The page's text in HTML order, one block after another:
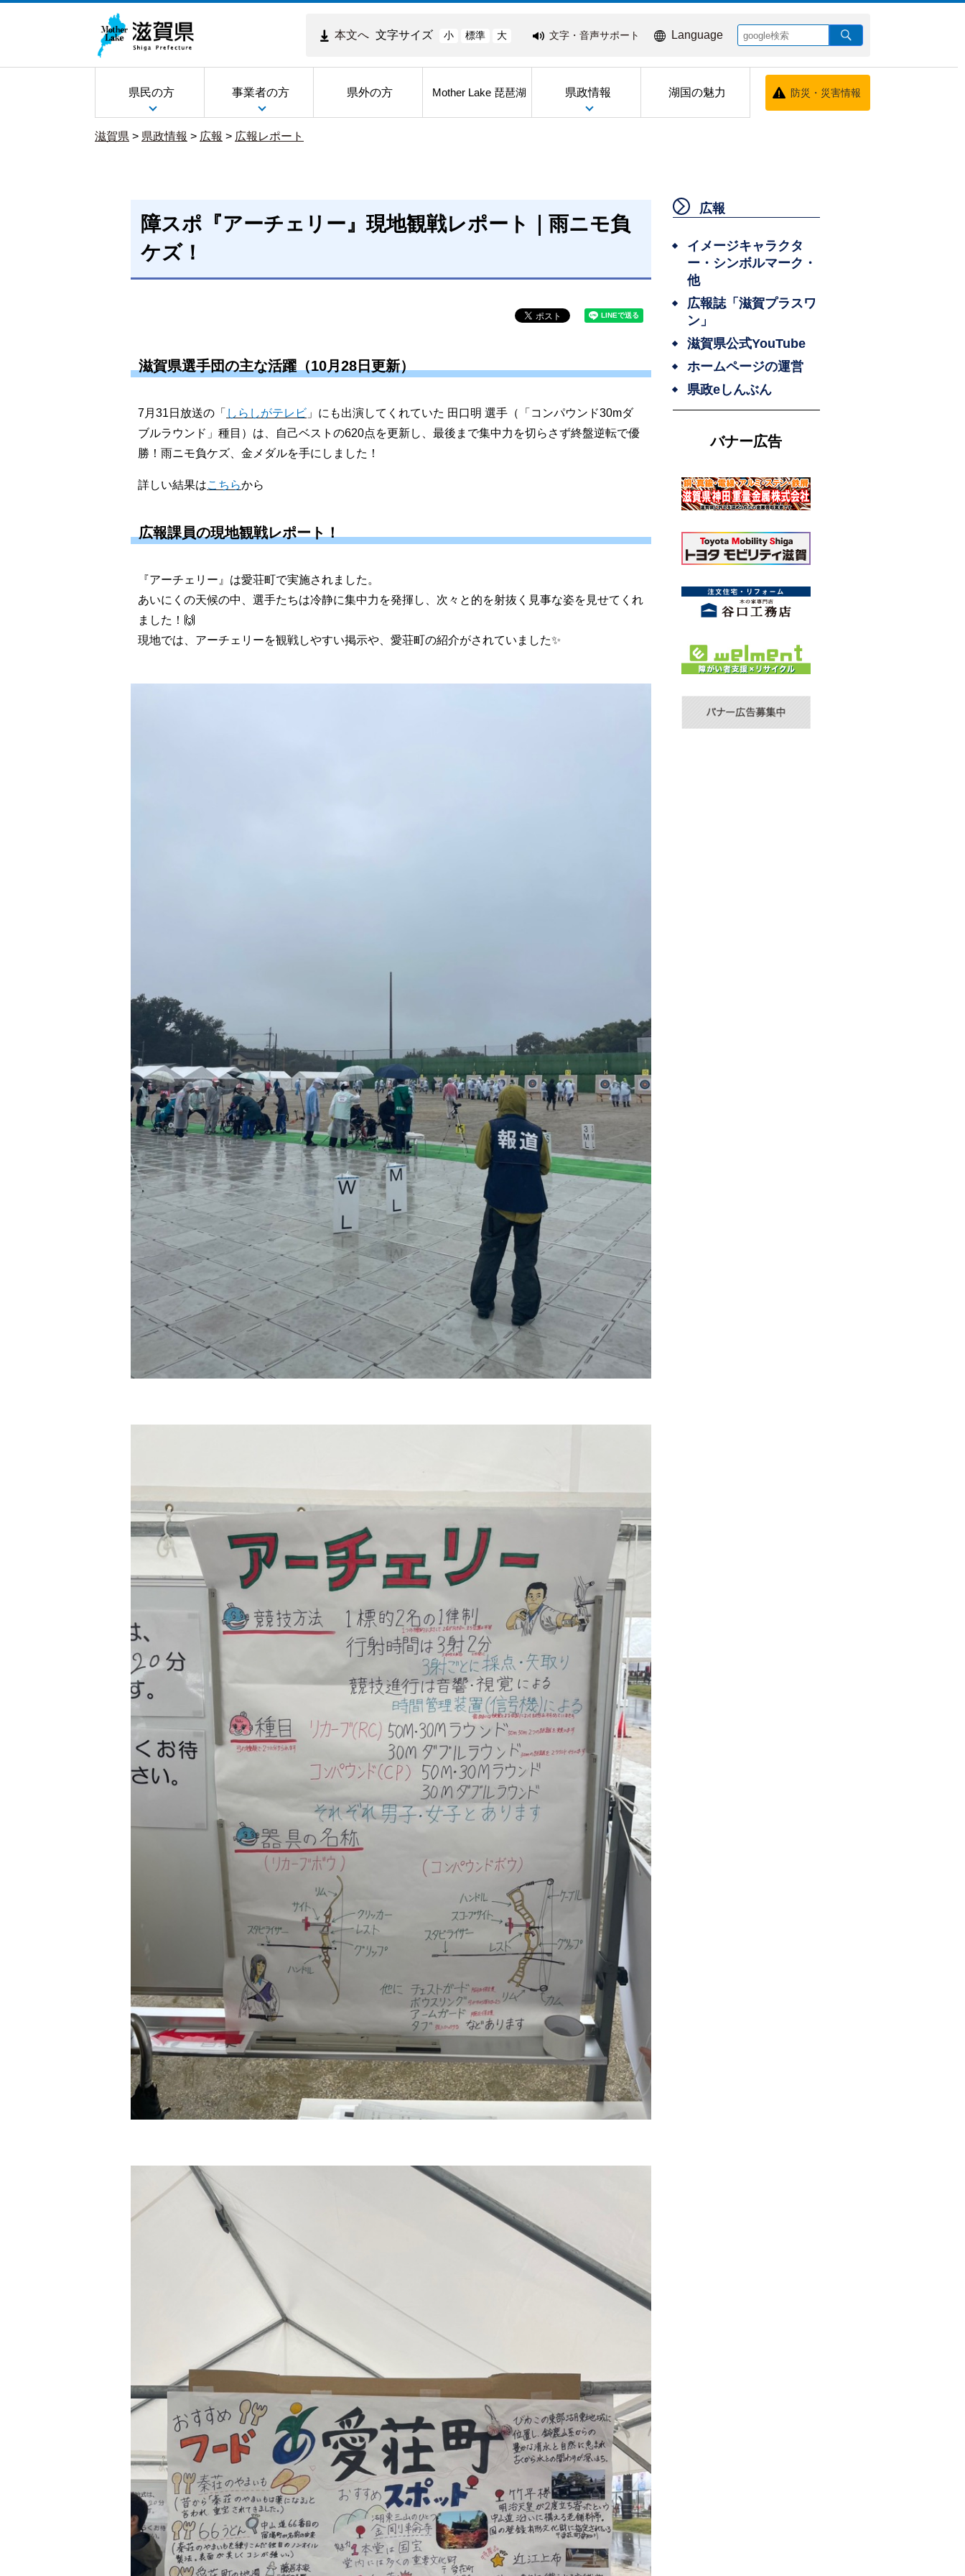
本文へ 文字サイズ 小 標準 大 文字・音声サポート Language
県民の方 事業者の方 県外の方 Mother Lake 琵琶湖 県政情報 湖国の魅力 防災・災害情報
滋賀県 > 県政情報 > 広報 > 広報レポート
障スポ『アーチェリー』現地観戦レポート｜雨ニモ負
ケズ！
滋賀県選手団の主な活躍（10月28日更新）
7月31日放送の「 しらしがテレビ 」にも出演してくれていた 田口明 選手（「コンパウンド30mダ
ブルラウンド」種目）は、自己ベストの620点を更新し、最後まで集中力を切らさず終盤逆転で優
勝！雨ニモ負ケズ、金メダルを手にしました！
詳しい結果はこちらから
広報課員の現地観戦レポート！
『アーチェリー』は愛荘町で実施されました。
あいにくの天候の中、選手たちは冷静に集中力を発揮し、次々と的を射抜く見事な姿を見せてくれ
ました！🙌
現地では、アーチェリーを観戦しやすい掲示や、愛荘町の紹介がされていました✨
広報
イメージキャラクタ
ー・シンボルマーク・
他
広報誌「滋賀プラスワ
ン」
滋賀県公式YouTube
ホームページの運営
県政eしんぶん
バナー広告